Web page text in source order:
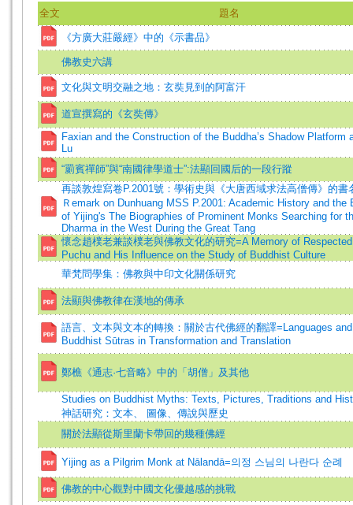
全文 題名
《方廣大莊嚴經》中的《示書品》
佛教史六講
文化與文明交融之地：玄奘見到的阿富汗
道宣撰寫的《玄奘傳》
Faxian and the Construction of the Buddha’s Shadow Platform
Lu
“罽賓禪師”與“南國律學道士”:法顯回國后的一段行蹤
再談敦煌寫卷P.2001號：學術史與《大唐西域求法高僧傳》的書
Ｒemark on Dunhuang MSS P.2001: Academic History and the
of Yijing's The Biographies of Prominent Monks Searching for
Dharma in the West During the Great Tang
懷念趙樸老兼談樸老與佛教文化的研究=A Memory of
Puchu and His Influence on the Study of Buddhist Culture
華梵問學集：佛教與中印文化關係研究
法顯與佛教律在漢地的傳承
語言、文本與文本的轉換：關於古代佛經的翻譯=Languages
Buddhist Sūtras in Transformation and Translation
鄭樵《通志·七音略》中的「胡僧」及其他
Studies on Buddhist Myths: Texts, Pictures, Traditions and
神話研究：文本、 圖像、傳說與歷史
關於法顯從斯里蘭卡帶回的幾種佛經
Yijing as a Pilgrim Monk at Nālandā=의정 스님의 나란다 순례
佛教的中心觀對中國文化優越感的挑戰